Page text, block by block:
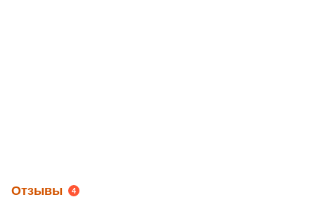
Отзывы 4